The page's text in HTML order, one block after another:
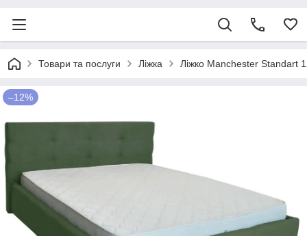
Товари та послуги Ліжка Ліжко Manchester Standart
–12%